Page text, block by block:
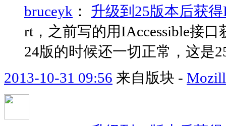
bruceyk ： 升级到25版本后获
rt，之前写的用IAccessible接
24版的时候还一切正常，这是
2013-10-31 09:56 来自版块 -